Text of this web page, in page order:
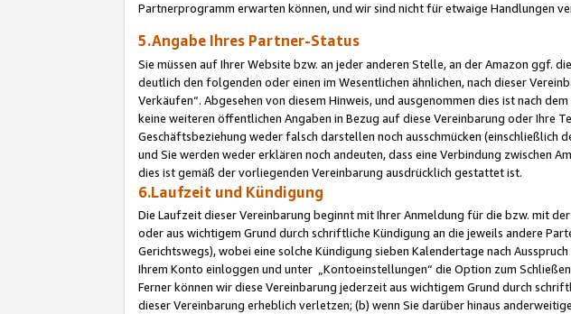
Partnerprogramm erwarten können, und wir sind nicht für etwaige Handlungen
5.Angabe Ihres Partner-Status
Sie müssen auf Ihrer Website bzw. an jeder anderen Stelle, an der Amazon ggf.
deutlich den folgenden oder einen im Wesentlichen ähnlichen, nach dieser
Verkäufen“. Abgesehen von diesem Hinweis, und ausgenommen dies ist nach
keine weiteren öffentlichen Angaben in Bezug auf diese Vereinbarung oder Ihre
Geschäftsbeziehung weder falsch darstellen noch ausschmücken
und Sie werden weder erklären noch andeuten, dass eine Verbindung zwischen
dies ist gemäß der vorliegenden Vereinbarung ausdrücklich gestattet ist.
6.Laufzeit und Kündigung
Die Laufzeit dieser Vereinbarung beginnt mit Ihrer Anmeldung für die bzw. mit
oder aus wichtigem Grund durch schriftliche Kündigung an die jeweils andere
Gerichtswegs), wobei eine solche Kündigung sieben Kalendertage nach
Ihrem Konto einloggen und unter „Kontoeinstellungen“ die Option zum
Ferner können wir diese Vereinbarung jederzeit aus wichtigem Grund durch
dieser Vereinbarung erheblich verletzen; (b) wenn Sie darüber hinaus